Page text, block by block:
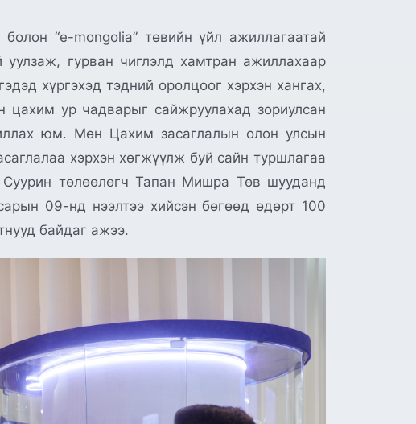
“e-mongolia” төвийн үйл ажиллагаатай
гурван чиглэлд хамтран ажиллахаар
хүргэхэд тэдний оролцоог хэрхэн хангах,
цахим ур чадварыг сайжруулахад зориулсан
юм. Мөн Цахим засаглалын олон улсын
хэрхэн хөгжүүлж буй сайн туршлагаа
төлөөлөгч Тапан Мишра Төв шууданд
09-нд нээлтээ хийсэн бөгөөд өдөрт 100
байдаг ажээ.